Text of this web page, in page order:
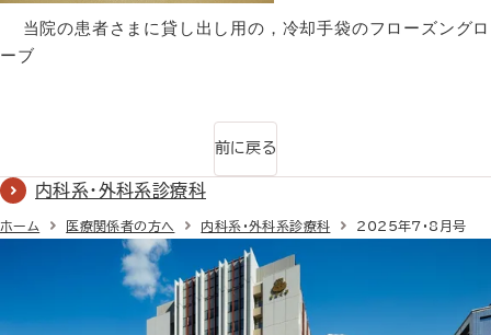
当院の患者さまに貸し出し用の，冷却手袋のフローズングロ
ーブ
前に戻る
内科系・外科系診療科
ホーム 医療関係者の方へ 内科系・外科系診療科 2025年7・8月号